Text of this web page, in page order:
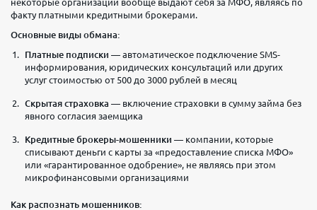
некоторые организации вообще выдают себя за МФО, являясь по
факту платными кредитными брокерами.
Основные виды обмана:
Платные подписки — автоматическое подключение SMS-
информирования, юридических консультаций или других
услуг стоимостью от 500 до 3000 рублей в месяц
Скрытая страховка — включение страховки в сумму займа без
явного согласия заемщика
Кредитные брокеры-мошенники — компании, которые
списывают деньги с карты за «предоставление списка МФО»
или «гарантированное одобрение», не являясь при этом
микрофинансовыми организациями
Как распознать мошенников: